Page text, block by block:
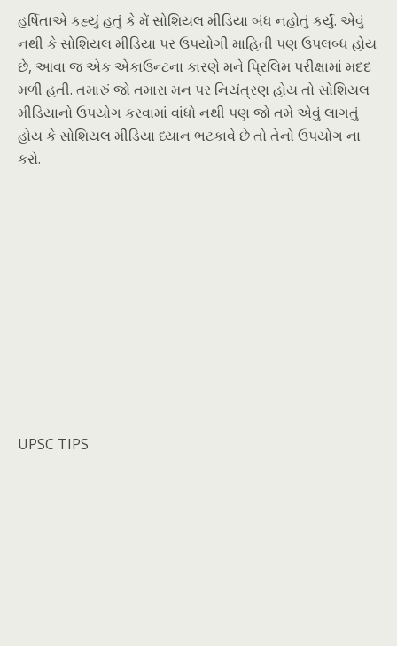
હર્ષિતાએ કહ્યું હતું કે મેં સોશિયલ મીડિયા બંધ નહોતું કર્યું. એવું
નથી કે સોશિયલ મીડિયા પર ઉપયોગી માહિતી પણ ઉપલબ્ધ હોય
છે, આવા જ એક એકાઉન્ટના કારણે મને પ્રિલિમ પરીક્ષામાં મદદ
મળી હતી. તમારું જો તમારા મન પર નિયંત્રણ હોય તો સોશિયલ
મીડિયાનો ઉપયોગ કરવામાં વાંધો નથી પણ જો તમે એવું લાગતું
હોય કે સોશિયલ મીડિયા ધ્યાન ભટકાવે છે તો તેનો ઉપયોગ ના
કરો.
UPSC TIPS